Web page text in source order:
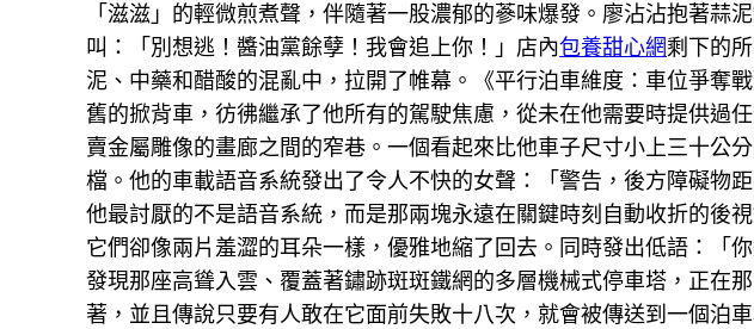
「滋滋」的輕微煎煮聲，伴隨著一股濃郁的蔘味爆發。廖沾沾抱著
叫：「別想逃！醬油黨餘孽！我會追上你！」店內包養甜心網剩下的
泥、中藥和醋酸的混亂中，拉開了帷幕。《平行泊車維度：車位爭奪
舊的掀背車，彷彿繼承了他所有的駕駛焦慮，從未在他需要時提供過
賣金屬雕像的畫廊之間的窄巷。一個看起來比他車子尺寸小上三十公
檔。他的車載語音系統發出了令人不快的女聲：「警告，後方障礙物
他最討厭的不是語音系統，而是那兩塊永遠在關鍵時刻自動收折的後
它們卻像兩片羞澀的耳朵一樣，優雅地縮了回去。同時發出低語：「
發現那座高聳入雲、覆蓋著鏽跡斑斑鐵網的多層機械式停車塔，正在
著，並且傳說只要有人敢在它面前失敗十八次，就會被傳送到一個泊